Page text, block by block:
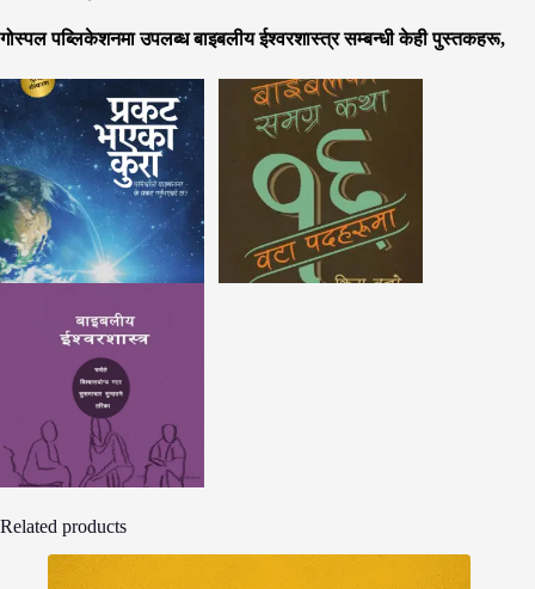
गोस्पल पब्लिकेशनमा उपलब्ध बाइबलीय ईश्वरशास्त्र सम्बन्धी केही पुस्तकहरू,
Related products